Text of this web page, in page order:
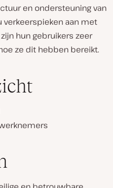
en ondersteuning van
verkeerspieken aan met
hun gebruikers zeer
ze dit hebben bereikt.